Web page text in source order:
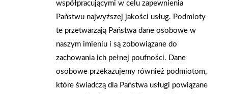
gra z WOŚP. Powstała
firmowa eSkarbonka na
rzecz gastroenterologii
dziecięcej
Grupy PSB. Sieć kończy
rok strategicznym
otwarciem po
rebrandingu
współpracującymi w celu zapewnienia
Państwu najwyższej jakości usług. Podmioty
te przetwarzają Państwa dane osobowe w
naszym imieniu i są zobowiązane do
zachowania ich pełnej poufności. Dane
osobowe przekazujemy również podmiotom,
które świadczą dla Państwa usługi powiązane